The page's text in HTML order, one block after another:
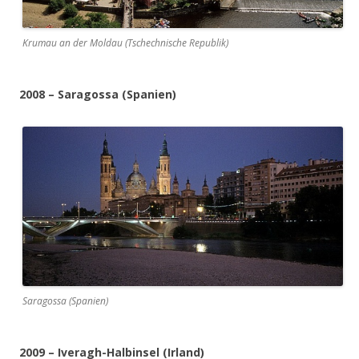
Krumau an der Moldau (Tschechnische Republik)
2008 – Saragossa (Spanien)
Saragossa (Spanien)
2009 – Iveragh-Halbinsel (Irland)